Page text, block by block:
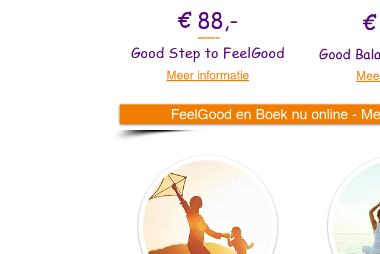
€ 88,-
-----
Good Step to FeelGood
Meer informatie
Good
FeelGood en Boek nu online -